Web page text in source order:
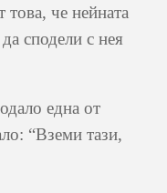
това, че нейната
сподели с нея
една от
“Вземи тази,